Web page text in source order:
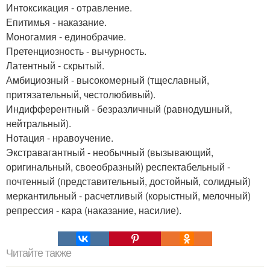
Интоксикация - отравление.
Епитимья - наказание.
Моногамия - единобрачие.
Претенциозность - вычурность.
Латентный - скрытый.
Амбициозный - высокомерный (тщеславный,
притязательный, честолюбивый).
Индифферентный - безразличный (равнодушный,
нейтральный).
Нотация - нравоучение.
Экстравагантный - необычный (вызывающий,
оригинальный, своеобразный) респектабельный -
почтенный (представительный, достойный, солидный)
меркантильный - расчетливый (корыстный, мелочный)
репрессия - кара (наказание, насилие).
Читайте также